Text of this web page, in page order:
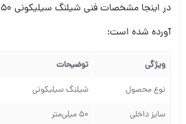
آورده شده است:
ویژگی
توضیحات
نوع محصول
شیلنگ سیلیکونی
سایز داخلی
50 میلی‌متر